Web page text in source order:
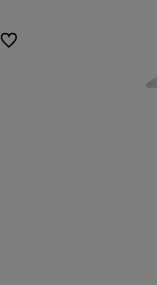
Do ulubionych